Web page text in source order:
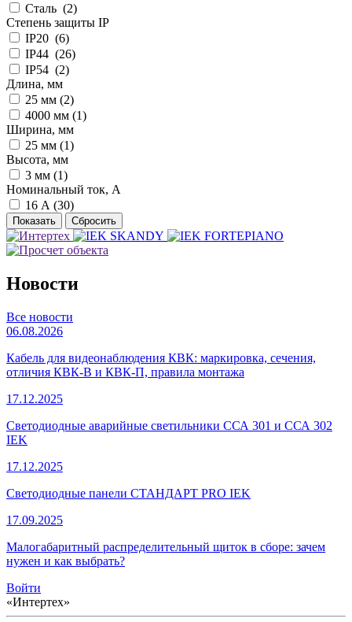
Сталь (2)
Степень защиты IP
IP20 (6)
IP44 (26)
IP54 (2)
Длина, мм
25 мм (2)
4000 мм (1)
Ширина, мм
25 мм (1)
Высота, мм
3 мм (1)
Номинальный ток, А
16 А (30)
Новости
Все новости
06.08.2026
Кабель для видеонаблюдения КВК: маркировка, сечения,
отличия КВК-В и КВК-П, правила монтажа
17.12.2025
Светодиодные аварийные светильники ССА 301 и ССА 302
IEK
17.12.2025
Светодиодные панели СТАНДАРТ PRO IEK
17.09.2025
Малогабаритный распределительный щиток в сборе: зачем
нужен и как выбрать?
Войти
«Интертех»